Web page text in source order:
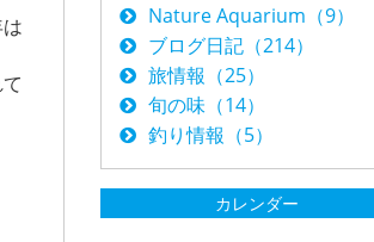
Nature Aquarium（9）
ブログ日記（214）
旅情報（25）
旬の味（14）
釣り情報（5）
カレンダー